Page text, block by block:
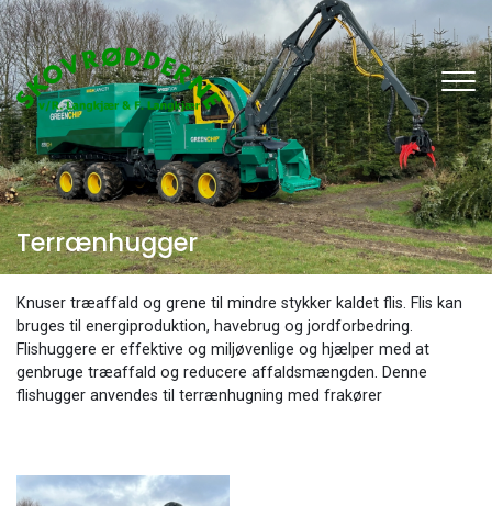
Gå
til
hovedindhold
Terrænhugger
Knuser træaffald og grene til mindre stykker kaldet flis. Flis kan
bruges til energiproduktion, havebrug og jordforbedring.
Flishuggere er effektive og miljøvenlige og hjælper med at
genbruge træaffald og reducere affaldsmængden. Denne
flishugger anvendes til terrænhugning med frakører